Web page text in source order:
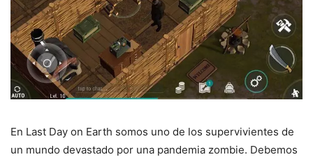
En Last Day on Earth somos uno de los supervivientes de
un mundo devastado por una pandemia zombie. Debemos